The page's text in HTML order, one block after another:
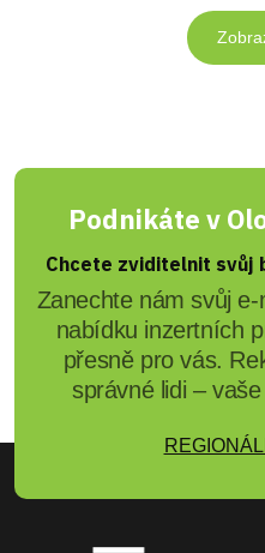
Podnikáte v
Chcete zviditelnit svůj
Zanechte nám svůj
nabídku inzertních
přesně pro vás.
správné lidi –